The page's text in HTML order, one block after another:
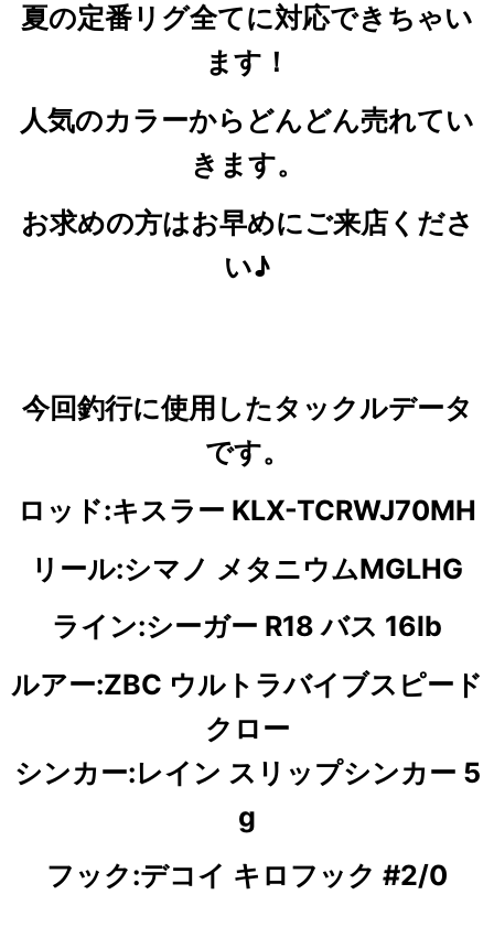
夏の定番リグ全てに対応できちゃい
ます！
人気のカラーからどんどん売れてい
きます。
お求めの方はお早めにご来店くださ
い♪
今回釣行に使用したタックルデータ
です。
ロッド:キスラー KLX-TCRWJ70MH
リール:シマノ メタニウムMGLHG
ライン:シーガー R18 バス 16lb
ルアー:ZBC ウルトラバイブスピード
クロー
シンカー:レイン スリップシンカー 5
g
フック:デコイ キロフック #2/0